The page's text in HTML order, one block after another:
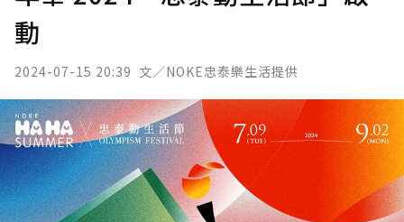
動
2024-07-15 20:39 文／NOKE忠泰樂生活提供